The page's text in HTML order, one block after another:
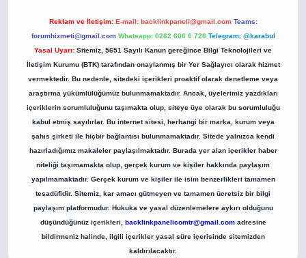
Reklam ve İletişim: E-mail: backlinkpaneli@gmail.com Teams:
forumhizmeti@gmail.com Whatsapp: 0262 606 0 726 Telegram: @karabul
Yasal Uyarı: Sitemiz, 5651 Sayılı Kanun gereğince Bilgi Teknolojileri ve
İletişim Kurumu (BTK) tarafından onaylanmış bir Yer Sağlayıcı olarak hizmet
vermektedir. Bu nedenle, sitedeki içerikleri proaktif olarak denetleme veya
araştırma yükümlülüğümüz bulunmamaktadır. Ancak, üyelerimiz yazdıkları
içeriklerin sorumluluğunu taşımakta olup, siteye üye olarak bu sorumluluğu
kabul etmiş sayılırlar. Bu internet sitesi, herhangi bir marka, kurum veya
şahıs şirketi ile hiçbir bağlantısı bulunmamaktadır. Sitede yalnızca kendi
hazırladığımız makaleler paylaşılmaktadır. Burada yer alan içerikler haber
niteliği taşımamakta olup, gerçek kurum ve kişiler hakkında paylaşım
yapılmamaktadır. Gerçek kurum ve kişiler ile isim benzerlikleri tamamen
tesadüfidir. Sitemiz, kar amacı gütmeyen ve tamamen ücretsiz bir bilgi
paylaşım platformudur. Hukuka ve yasal düzenlemelere aykırı olduğunu
düşündüğünüz içerikleri, backlinkpanelicomtr@gmail.comadresine
bildirmeniz halinde, ilgili içerikler yasal süre içerisinde sitemizden
kaldırılacaktır.